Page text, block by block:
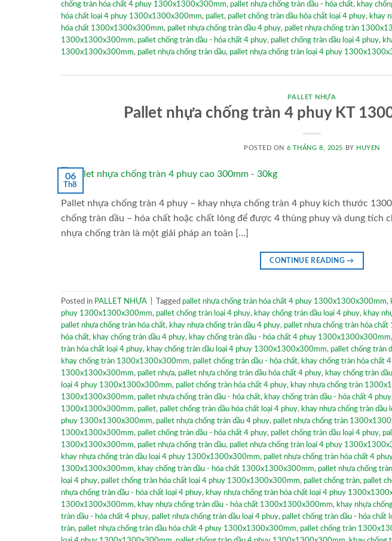
chống tràn hóa chất 4 phuy 1300x1300x300mm, pallet nhựa chống tràn dầu - hóa chất, khay
hóa chất loại 4 phuy 1300x1300x300mm, pallet, pallet chống tràn dầu hóa chất loại 4 phuy, khay
hóa chất 1300x1300x300mm, pallet nhựa chống tràn dầu 4 phuy, pallet nhựa chống tràn
1300x1300x300mm, pallet chống tràn dầu - hóa chất 4 phuy, pallet chống tràn dầu loại 4 phuy,
1300x1300x300mm, pallet nhựa chống tràn dầu, pallet nhựa chống tràn loại 4 phuy
PALLET NHỰA
Pallet nhựa chống tràn 4 phuy KT
POSTED ON 6 THÁNG 8, 2025 BY HUYEN
06
Th8
Pallet nhựa chống tràn 4 phuy – khay nhựa chống tràn 4 phuy kích thước
chống tràn dầu – hóa chất hoặc chất lỏng để được 4 thùng phuy và dung tích
nhựa chống tràn là một giải pháp an toàn […]
CONTINUE READING→
Posted in PALLET NHỰA Tagged pallet nhựa chống tràn hóa chất 4 phuy 1300x1300x300mm,
phuy 1300x1300x300mm, pallet chống tràn loại 4 phuy, khay chống tràn dầu loại 4 phuy, khay
pallet nhựa chống tràn hóa chất, khay nhựa chống tràn dầu 4 phuy, pallet nhựa chống tràn hóa
hóa chất, khay chống tràn dầu 4 phuy, khay chống tràn dầu - hóa chất 4 phuy 1300x1300x300mm,
tràn hóa chất loại 4 phuy, khay chống tràn dầu loại 4 phuy 1300x1300x300mm, pallet chống tràn
khay chống tràn 1300x1300x300mm, pallet chống tràn dầu - hóa chất, khay chống tràn hóa chất
1300x1300x300mm, pallet nhựa, pallet nhựa chống tràn dầu hóa chất 4 phuy, khay chống tràn
loại 4 phuy 1300x1300x300mm, pallet chống tràn hóa chất 4 phuy, khay nhựa chống tràn
1300x1300x300mm, pallet nhựa chống tràn dầu - hóa chất, khay chống tràn dầu - hóa chất 4 phuy
1300x1300x300mm, pallet, pallet chống tràn dầu hóa chất loại 4 phuy, khay nhựa chống tràn dầu
phuy 1300x1300x300mm, pallet nhựa chống tràn dầu 4 phuy, pallet nhựa chống tràn
1300x1300x300mm, pallet chống tràn dầu - hóa chất 4 phuy, pallet chống tràn dầu loại 4 phuy,
1300x1300x300mm, pallet nhựa chống tràn dầu, pallet nhựa chống tràn loại 4 phuy
khay nhựa chống tràn dầu loại 4 phuy 1300x1300x300mm, pallet nhựa chống tràn hóa chất 4
1300x1300x300mm, khay chống tràn dầu - hóa chất 1300x1300x300mm, pallet nhựa chống
loại 4 phuy, pallet chống tràn hóa chất loại 4 phuy 1300x1300x300mm, pallet chống tràn, pallet
nhựa chống tràn dầu - hóa chất loại 4 phuy, khay nhựa chống tràn hóa chất loại 4 phuy
1300x1300x300mm, khay nhựa chống tràn dầu - hóa chất 1300x1300x300mm, khay nhựa
tràn dầu - hóa chất 4 phuy, pallet nhựa chống tràn dầu loại 4 phuy, pallet chống tràn dầu - hóa
tràn, pallet nhựa chống tràn dầu hóa chất 4 phuy 1300x1300x300mm, pallet chống tràn